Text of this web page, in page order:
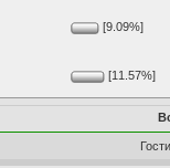
[9.09%]
[11.57%]